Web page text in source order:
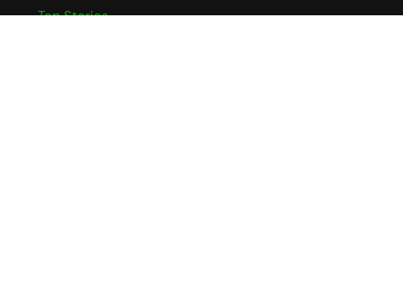
Top Stories